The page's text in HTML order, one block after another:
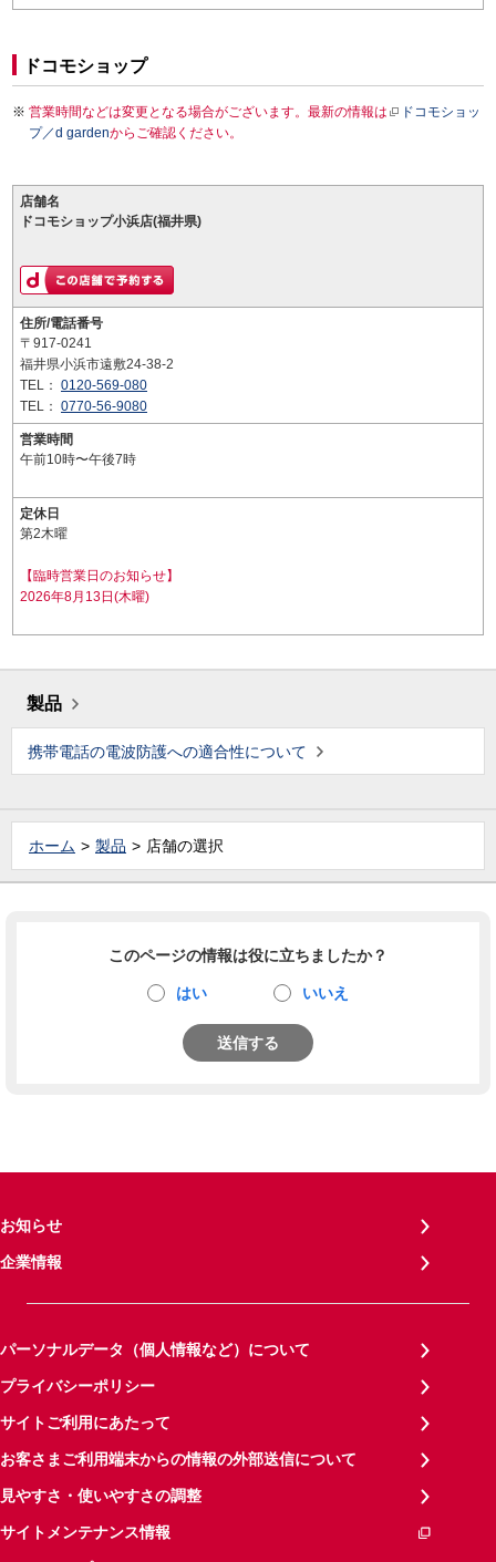
ドコモショップ
営業時間などは変更となる場合がございます。最新の情報は
ドコモショッ
プ／d gardenからご確認ください。
店舗名
ドコモショップ小浜店(福井県)
住所/電話番号
〒917-0241
福井県小浜市遠敷24-38-2
TEL： 0120-569-080
TEL： 0770-56-9080
営業時間
午前10時〜午後7時
定休日
第2木曜
【臨時営業日のお知らせ】
2026年8月13日(木曜)
製品
携帯電話の電波防護への適合性について
ホーム 製品 店舗の選択
このページの情報は役に立ちましたか？
はい いいえ
送信する
お知らせ
企業情報
パーソナルデータ（個人情報など）について
プライバシーポリシー
サイトご利用にあたって
お客さまご利用端末からの情報の外部送信について
見やすさ・使いやすさの調整
サイトメンテナンス情報